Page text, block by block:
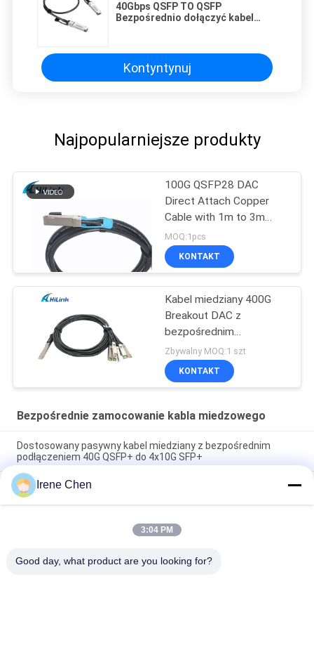
40Gbps QSFP TO QSFP
Bezpośrednio dołączyć kabel
Kontyntynuj
Najpopularniejsze produkty
100G QSFP28 DAC
Direct Attach Copper
Cable with 1m to 3m
length passive cable
MOQ:1pcs
KONTAKT
Kabel miedziany 400G
Breakout DAC z
bezpośrednim
podłączeniem QSFP -
DD do 8 * 50G 3M
Zbywalny MOQ:1 szt
KONTAKT
Bezpośrednie zamocowanie kabla miedzowego
Dostosowany pasywny kabel miedziany z bezpośrednim
podłączeniem 40G QSFP+ do 4x10G SFP+
Kompatybilny z marką 200G QSFP56 pasywny bezpośredni
przyłącz miedziany kabel Twinax 2M PVC QSFP56 200G kabel
DAC
Kabel DAC miedziany 40G QSFP+ do 4*10G SFP+ 5M pasywny
Irene Chen
3:04 PM
Good day, what product are you looking for?